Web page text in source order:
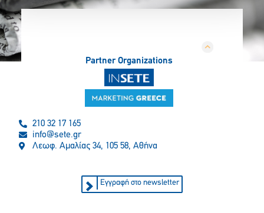
Partner Organizations
210 32 17 165
info@sete.gr
Λεωφ. Αμαλίας 34, 105 58, Αθήνα
Εγγραφή στο newsletter